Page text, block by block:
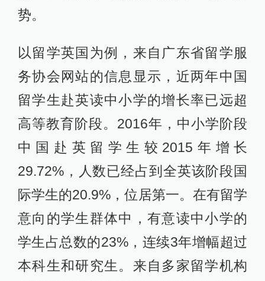
势。
以留学英国为例，来自广东省留学服
务协会网站的信息显示，近两年中国
留学生赴英读中小学的增长率已远超
高等教育阶段。2016年，中小学阶段
中国赴英留学生较2015年增长
29.72%，人数已经占到全英该阶段国
际学生的20.9%，位居第一。在有留学
意向的学生群体中，有意读中小学的
学生占总数的23%，连续3年增幅超过
本科生和研究生。来自多家留学机构